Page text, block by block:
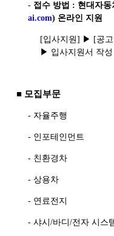
- 접수 방법 : 현대자동
ai.com) 온라인 지원
[입사지원] ▶ [공
▶ 입사지원서 작성
■ 모집부문
- 자율주행
- 인포테인먼트
- 친환경차
-상용차
- 연료전지
-샤시/바디/전자 시스